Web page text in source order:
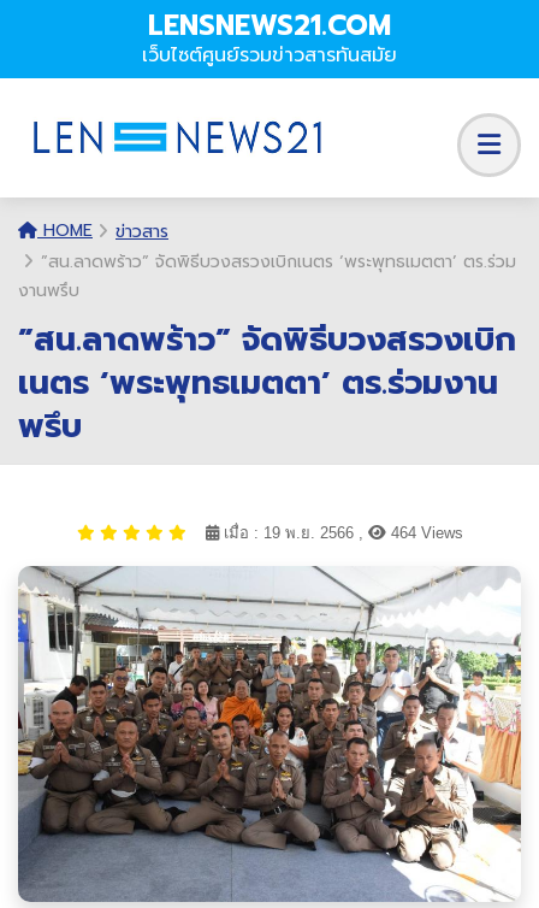
LENSNEWS21.COM
เว็บไซต์ศูนย์รวมข่าวสารทันสมัย
HOME
ข่าวสาร
”สน.ลาดพร้าว” จัดพิธีบวงสรวงเบิกเนตร ‘พระพุทธเมตตา’ ตร.ร่วม
งานพรึบ
”สน.ลาดพร้าว” จัดพิธีบวงสรวงเบิก
เนตร ‘พระพุทธเมตตา’ ตร.ร่วมงาน
พรึบ
เมื่อ : 19 พ.ย. 2566 , 464 Views